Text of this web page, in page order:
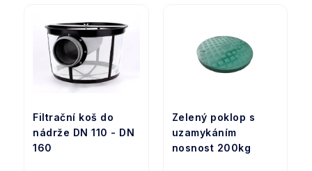
Filtrační koš do
nádrže DN 110 - DN
160
Zelený poklop s
uzamykáním
nosnost 200kg